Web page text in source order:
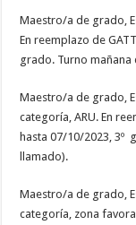
Maestro/a de grado,
En reemplazo de
grado. Turno mañana
Maestro/a de grado,
categoría, ARU. En
hasta 07/10/2023, 3º
llamado).
Maestro/a de grado,
categoría, zona